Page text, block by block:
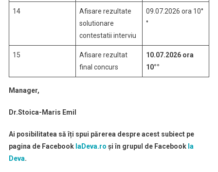
14
Afisare rezultate
solutionare
contestatii interviu
09.07.2026 ora 10°
°
15
Afisare rezultat
final concurs
10.07.2026 ora
10°°
Manager,
Dr.Stoica-Maris Emil
Ai posibilitatea să îți spui părerea despre acest subiect pe
pagina de Facebook laDeva.ro și în grupul de Facebook la
Deva.